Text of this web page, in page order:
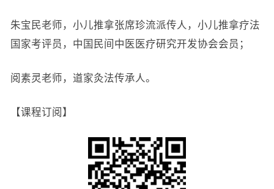
朱宝民老师，小儿推拿张席珍流派传人，小儿推拿疗法
国家考评员，中国民间中医医疗研究开发协会会员；
阅素灵老师，道家灸法传承人。
【课程订阅】